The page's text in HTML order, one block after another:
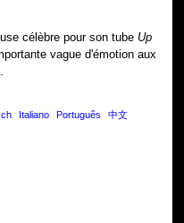
célèbre pour son tube Up
vague d'émotion aux
Italiano Português 中文